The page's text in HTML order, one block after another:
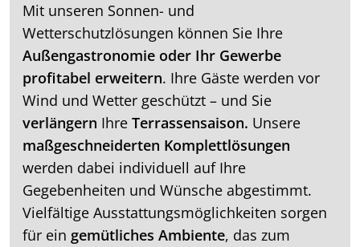
Mit unseren Sonnen- und
Wetterschutzlösungen können Sie Ihre
Außengastronomie oder Ihr Gewerbe
profitabel erweitern. Ihre Gäste werden vor
Wind und Wetter geschützt – und Sie
verlängern Ihre Terrassensaison. Unsere
maßgeschneiderten Komplettlösungen
werden dabei individuell auf Ihre
Gegebenheiten und Wünsche abgestimmt.
Vielfältige Ausstattungsmöglichkeiten sorgen
für ein gemütliches Ambiente, das zum